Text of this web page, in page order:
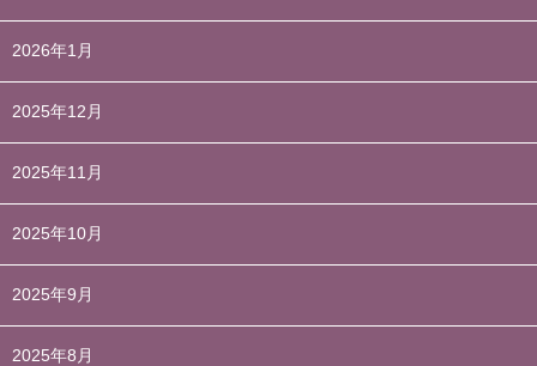
2026年1月
2025年12月
2025年11月
2025年10月
2025年9月
2025年8月